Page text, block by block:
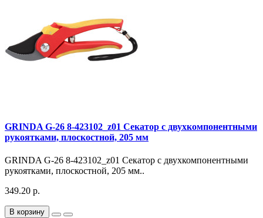
GRINDA G-26 8-423102_z01 Секатор с двухкомпонентными
рукоятками, плоскостной, 205 мм
GRINDA G-26 8-423102_z01 Секатор с двухкомпонентными
рукоятками, плоскостной, 205 мм..
349.20 р.
В корзину